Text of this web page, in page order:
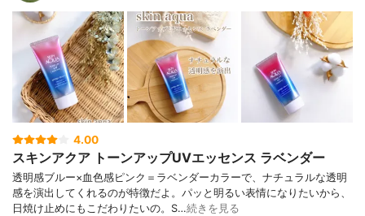
4.00
スキンアクア トーンアップUVエッセンス ラベンダー
透明感ブルー×血色感ピンク＝ラベンダーカラーで、ナチュラルな透明
感を演出してくれるのが特徴だよ。パッと明るい表情になりたいから、
日焼け止めにもこだわりたいの。S…続きを見る